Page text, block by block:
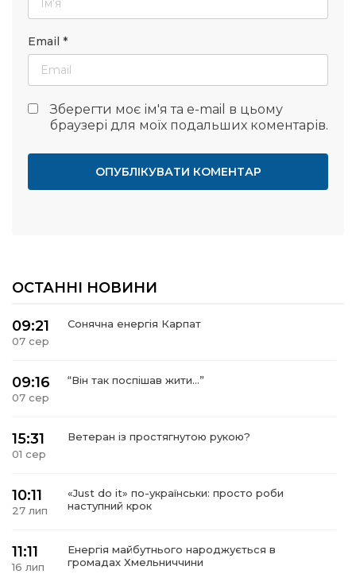
Email *
Зберегти моє ім'я та e-mail в цьому
браузері для моїх подальших коментарів.
ОСТАННІ НОВИНИ
09:21
07 сер
Сонячна енергія Карпат
09:16
07 сер
“Він так поспішав жити…”
15:31
01 сер
Ветеран із простягнутою рукою?
10:11
27 лип
«Just do it» по-українськи: просто роби
наступний крок
11:11
16 лип
Енергія майбутнього народжується в
громадах Хмельниччини